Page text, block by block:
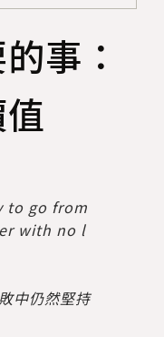
事：
to go from
with no l
中仍然堅持